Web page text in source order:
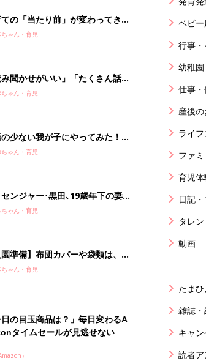
の「当たり前」が変わってき
周年を迎えるキッズデザイン
ちゃん・育児
み聞かせがいい」「たくさん話し
」というけど……子どもの発語
ちゃん・育児
少ない我が子にやってみた！多
葉を伝えられる「YouTuber」
ちゃん・育児
センジャー･黒田､19歳年下の妻と
50歳を過ぎてからの不妊治療｡
ちゃん・育児
園準備】布団カバーや袋類は、親
込めて手作りするべき？外注し
ちゃん・育児
日の目玉商品は？」毎日変わるA
タイムセールが見逃せない
）
ベビ
行事・
幼稚
仕事・
産後
ライ
ファ
育児体
日記
タレ
動画
たま
雑誌
キャ
読者